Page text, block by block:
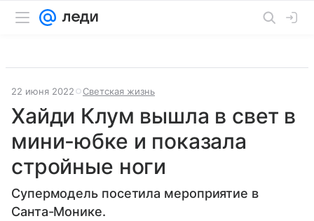
22 июня 2022 Светская жизнь
Хайди Клум вышла в свет в
мини-юбке и показала
стройные ноги
Супермодель посетила мероприятие в
Санта-Монике.